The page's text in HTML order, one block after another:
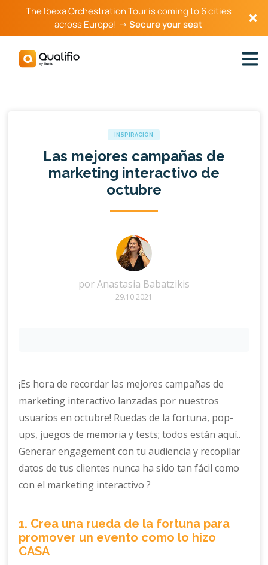
The Ibexa Orchestration Tour is coming to 6 cities
across Europe! →Secure your seat
INSPIRACIÓN
Las mejores campañas de
marketing interactivo de
octubre
porAnastasia Babatzikis
29.10.2021
¡Es hora de recordar las mejores campañas de
marketing interactivo lanzadas por nuestros
usuarios en octubre! Ruedas de la fortuna, pop-
ups, juegos de memoria y tests; todos están aquí..
Generar engagement con tu audiencia y recopilar
datos de tus clientes nunca ha sido tan fácil como
con el marketing interactivo ?
1. Crea una rueda de la fortuna para
promover un evento como lo hizo
CASA